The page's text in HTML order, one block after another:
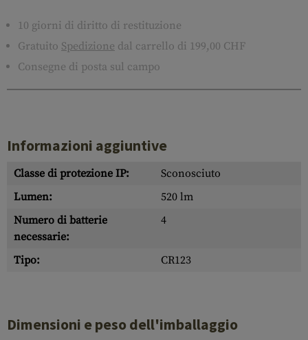
10 giorni di diritto di restituzione
Gratuito Spedizione dal carrello di 199,00 CHF
Consegne di posta sul campo
Informazioni aggiuntive
Classe di protezione IP:
Sconosciuto
Lumen:
520 lm
Numero di batterie
necessarie:
4
Tipo: CR123
Dimensioni e peso dell'imballaggio